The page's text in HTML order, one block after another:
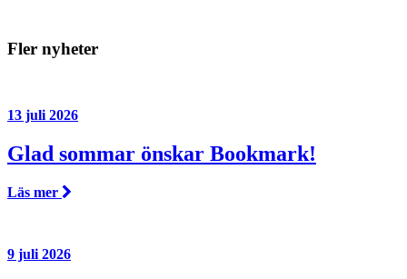
Fler nyheter
13 juli 2026
Glad sommar önskar Bookmark!
Läs mer
9 juli 2026